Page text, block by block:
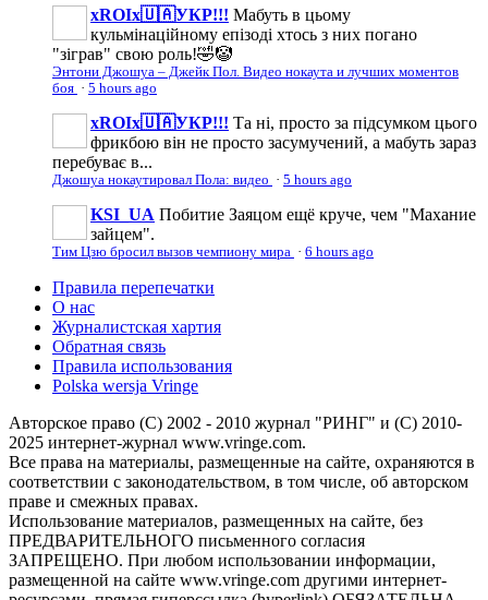
xROIx🇺🇦УКР!!! Мабуть в цьому
кульмінаційному епізоді хтось з них погано
"зіграв" свою роль!🤣🤡
Энтони Джошуа – Джейк Пол. Видео нокаута и лучших моментов
боя · 5 hours ago
xROIx🇺🇦УКР!!! Та ні, просто за підсумком цього
фрикбою він не просто засумучений, а мабуть зараз
перебуває в...
Джошуа нокаутировал Пола: видео · 5 hours ago
KSI_UA Побитие Заяцом ещё круче, чем "Махание
зайцем".
Тим Цзю бросил вызов чемпиону мира · 6 hours ago
Правила перепечатки
О нас
Журналистская хартия
Обратная связь
Правила использования
Polska wersja Vringe
Авторское право (С) 2002 - 2010 журнал "РИНГ" и (С) 2010-
2025 интернет-журнал www.vringe.com.
Все права на материалы, размещенные на сайте, охраняются в
соответствии с законодательством, в том числе, об авторском
праве и смежных правах.
Использование материалов, размещенных на сайте, без
ПРЕДВАРИТЕЛЬНОГО письменного согласия
ЗАПРЕЩЕНО. При любом использовании информации,
размещенной на сайте www.vringe.com другими интернет-